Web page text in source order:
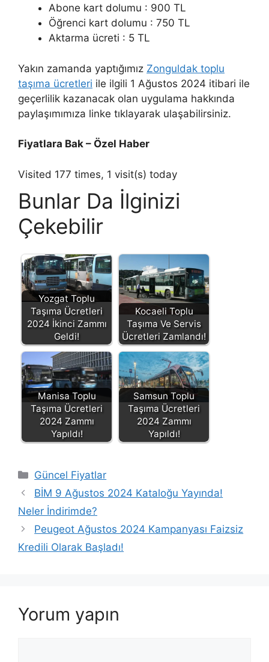
Abone kart dolumu : 900 TL
Öğrenci kart dolumu : 750 TL
Aktarma ücreti : 5 TL
Yakın zamanda yaptığımız Zonguldak toplu
taşıma ücretleri ile ilgili 1 Ağustos 2024 itibari ile
geçerlilik kazanacak olan uygulama hakkında
paylaşımımıza linke tıklayarak ulaşabilirsiniz.
Fiyatlara Bak – Özel Haber
Visited 177 times, 1 visit(s) today
Bunlar Da İlginizi
Çekebilir
Yozgat Toplu
Taşıma Ücretleri
2024 İkinci Zammı
Geldi!
Kocaeli Toplu
Taşıma Ve Servis
Ücretleri Zamlandı!
Manisa Toplu
Taşıma Ücretleri
2024 Zammı
Yapıldı!
Samsun Toplu
Taşıma Ücretleri
2024 Zammı
Yapıldı!
Kategoriler
Güncel Fiyatlar
BİM 9 Ağustos 2024 Kataloğu Yayında!
Neler İndirimde?
Peugeot Ağustos 2024 Kampanyası Faizsiz
Kredili Olarak Başladı!
Yorum yapın